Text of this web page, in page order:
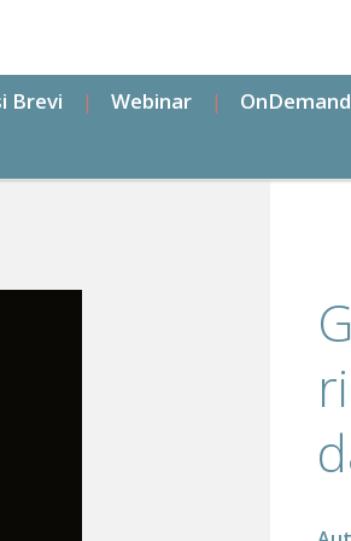
Brevi Webinar OnDemand